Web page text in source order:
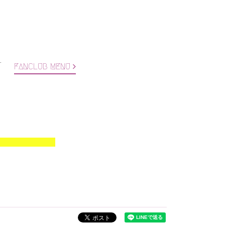
FANCLUB MENU